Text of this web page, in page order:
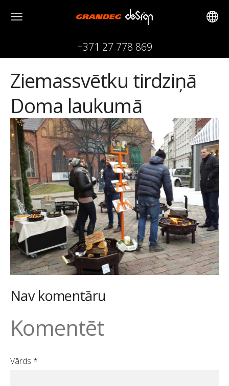
+371 27 778 869
Ziemassvētku tirdziņā
Doma laukumā
Nav komentāru
Komentēt
Vārds *